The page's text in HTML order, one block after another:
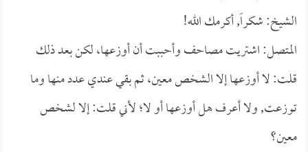
الشيخ: شكراً, أكرمك الله!
المتصل: اشتريت مصاحف وأحببت أن أوزعها، لكن بعد ذلك
قلت: لا أوزعها إلا الشخص معين، ثم بقي عندي عدد منها وما
توزعت, ولا أعرف هل أوزعها أو لا؛ لأني قلت: إلا لشخص
معين؟